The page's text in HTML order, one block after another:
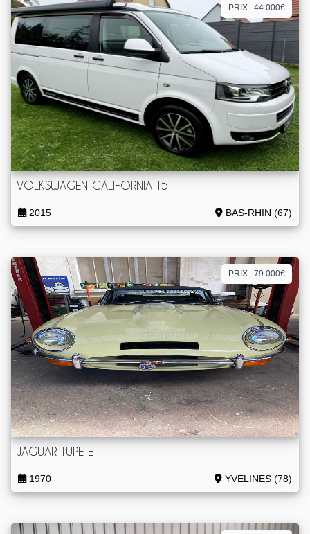
PRIX : 44 000€
VOLKSWAGEN CALIFORNIA T5
2015 BAS-RHIN (67)
PRIX : 79 000€
JAGUAR TUPE E
1970 YVELINES (78)